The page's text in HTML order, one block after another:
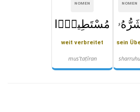
NOMEN
sein
sharruhu
NOMEN
مُسْتَطِيرًۭا
weit verbreitet
mus'taṭīran